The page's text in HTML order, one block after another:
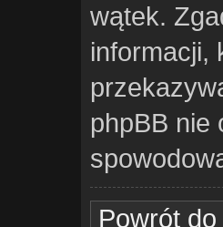
wątek.
informacji,
phpBB nie
Powrót